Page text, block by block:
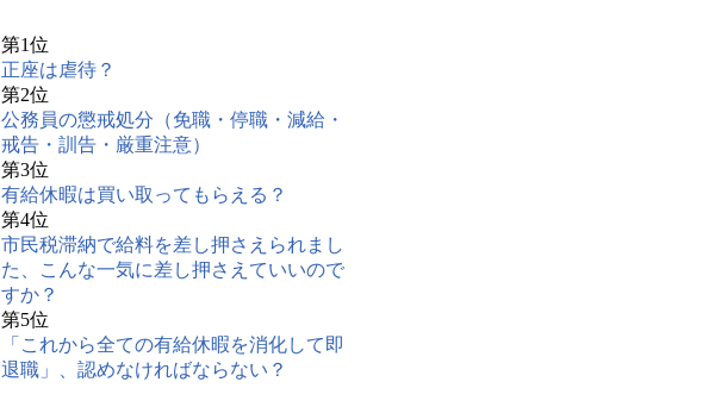
第1位
正座は虐待？
第2位
公務員の懲戒処分（免職・停職・減給・
戒告・訓告・厳重注意）
第3位
有給休暇は買い取ってもらえる？
第4位
市民税滞納で給料を差し押さえられまし
た、こんな一気に差し押さえていいので
すか？
第5位
「これから全ての有給休暇を消化して即
退職」、認めなければならない？